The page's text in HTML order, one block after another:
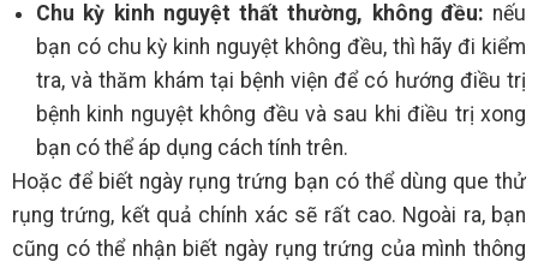
Chu kỳ kinh nguyệt thất thường, không đều: nếu
bạn có chu kỳ kinh nguyệt không đều, thì hãy đi kiểm
tra, và thăm khám tại bệnh viện để có hướng điều trị
bệnh kinh nguyệt không đều và sau khi điều trị xong
bạn có thể áp dụng cách tính trên.
Hoặc để biết ngày rụng trứng bạn có thể dùng que thử
rụng trứng, kết quả chính xác sẽ rất cao. Ngoài ra, bạn
cũng có thể nhận biết ngày rụng trứng của mình thông